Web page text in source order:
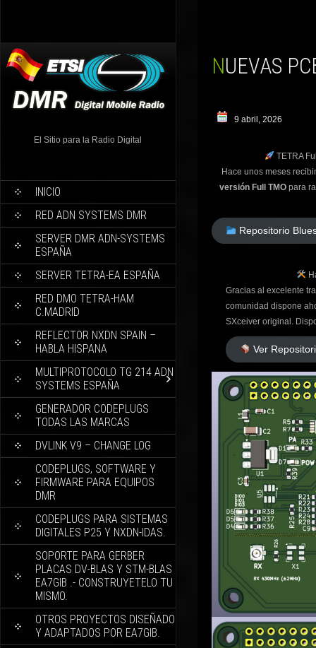
El Sitio para la Radio Digital
INICIO
RED ADN SYSTEMS DMR
SERVER DMR ADN-SYSTEMS
ESPAÑA
SERVER TETRA-EA ESPAÑA
RED DMO TETRA-HAM
C.MADRID
REFLECTOR NXDN SPAIN –
HABLA HISPANA
MULTIPROTOCOLO TG 214 ADN
SYSTEMS ESPAÑA
GENERADOR CODEPLUGS
TODAS LAS MARCAS
DVLINK V9 – CHANGE LOG
CODEPLUGS, SOFTWARE Y
FIRMWARE PARA EQUIPOS
DMR
CODEPLUGS PARA SISTEMAS
DIGITALES P25 Y NXDN-IDAS.
SOPORTE PARA GERBER
PLACAS DV-BLAS Y STM-BLAS
EA7GIB .- CONSTRUYETELO TU
MISMO.
OTROS PROYECTOS DISEÑADO
Y ADAPTADOS POR EA7GIB.
NUEVAS
9 abril, 2026
TETRA
Hace unos meses
versión Full TMO para
Repositorio
Gracias al excelente
comunidad dispone
SXceiver original.
Ver